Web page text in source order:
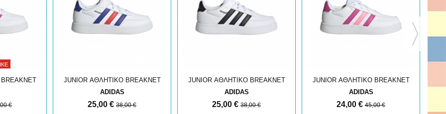
€
JUNIOR ΑΘΛΗΤΙΚΟ BREAKNET
ADIDAS
25,00 € 38,00 €
JUNIOR ΑΘΛΗΤΙΚΟ BREAKNET
ADIDAS
25,00 € 38,00 €
JUNIOR ΑΘΛΗΤΙΚΟ BREAKNET
ADIDAS
24,00 € 45,00 €